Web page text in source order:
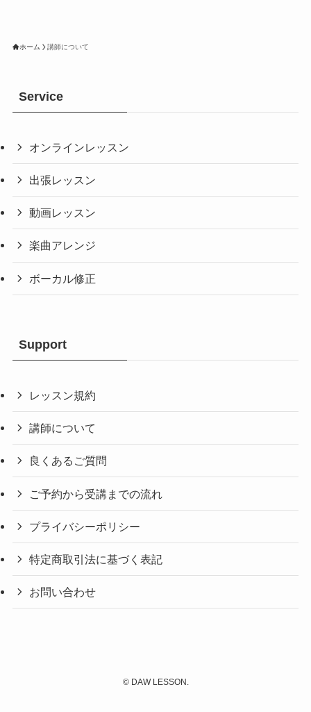
■オーディオ・インターフェイス
・Solid state logic / Nucleus
■モニター・スピーカー
■ハードウェア音源
・Roland / RD-600
ホーム 講師について
Service
オンラインレッスン
出張レッスン
動画レッスン
楽曲アレンジ
ボーカル修正
Support
レッスン規約
講師について
良くあるご質問
ご予約から受講までの流れ
プライバシーポリシー
特定商取引法に基づく表記
お問い合わせ
©DAW LESSON.